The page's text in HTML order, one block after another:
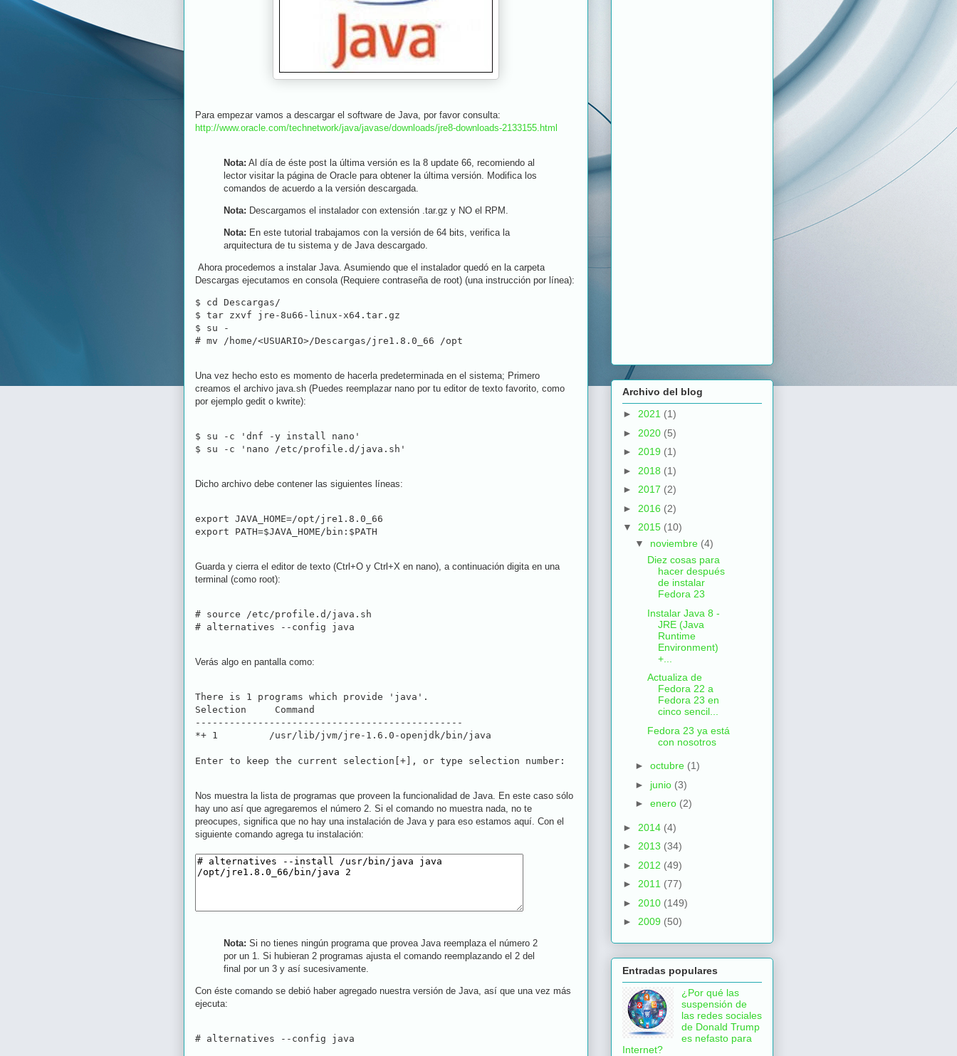
Para empezar vamos a descargar el software de Java, por favor consulta:
http://www.oracle.com/technetwork/java/javase/downloads/jre8-downloads-2133155.html
Nota: Al día de éste post la última versión es la 8 update 66, recomiendo al
lector visitar la página de Oracle para obtener la última versión. Modifica los
comandos de acuerdo a la versión descargada.
Nota: Descargamos el instalador con extensión .tar.gz y NO el RPM.
Nota: En este tutorial trabajamos con la versión de 64 bits, verifica la
arquitectura de tu sistema y de Java descargado.
Ahora procedemos a instalar Java. Asumiendo que el instalador quedó en la carpeta
Descargas ejecutamos en consola (Requiere contraseña de root) (una instrucción por línea):
$ cd Descargas/
$ tar zxvf jre-8u66-linux-x64.tar.gz
$ su -
Una vez hecho esto es momento de hacerla predeterminada en el sistema; Primero
creamos el archivo java.sh (Puedes reemplazar nano por tu editor de texto favorito, como
por ejemplo gedit o kwrite):
$ su -c 'dnf -y install nano'
$ su -c 'nano /etc/profile.d/java.sh'
Dicho archivo debe contener las siguientes líneas:
export JAVA_HOME=/opt/jre1.8.0_66
export PATH=$JAVA_HOME/bin:$PATH
Guarda y cierra el editor de texto (Ctrl+O y Ctrl+X en nano), a continuación digita en una
terminal (como root):
# source /etc/profile.d/java.sh
Verás algo en pantalla como:
There is 1 programs which provide 'java'.
Selection     Command
-----------------------------------------------
*+ 1         /usr/lib/jvm/jre-1.6.0-openjdk/bin/java
Nos muestra la lista de programas que proveen la funcionalidad de Java. En este caso sólo
hay uno así que agregaremos el número 2. Si el comando no muestra nada, no te
preocupes, significa que no hay una instalación de Java y para eso estamos aquí. Con el
siguiente comando agrega tu instalación:
Nota: Si no tienes ningún programa que provea Java reemplaza el número 2
por un 1. Si hubieran 2 programas ajusta el comando reemplazando el 2 del
final por un 3 y así sucesivamente.
Con éste comando se debió haber agregado nuestra versión de Java, así que una vez más
ejecuta:
# alternatives --config java
Archivo del blog
► 2021 (1)
► 2020 (5)
► 2019 (1)
► 2018 (1)
► 2017 (2)
► 2016 (2)
▼ 2015 (10)
▼ noviembre (4)
Diez cosas para
hacer después
de instalar
Fedora 23
Instalar Java 8 -
JRE (Java
Runtime
Environment)
+...
Actualiza de
Fedora 22 a
Fedora 23 en
cinco sencil...
Fedora 23 ya está
con nosotros
► octubre (1)
► junio (3)
► enero (2)
► 2014 (4)
► 2013 (34)
► 2012 (49)
► 2011 (77)
► 2010 (149)
► 2009 (50)
Entradas populares
¿Por qué las
suspensión de
las redes sociales
de Donald Trump
es nefasto para
Internet?